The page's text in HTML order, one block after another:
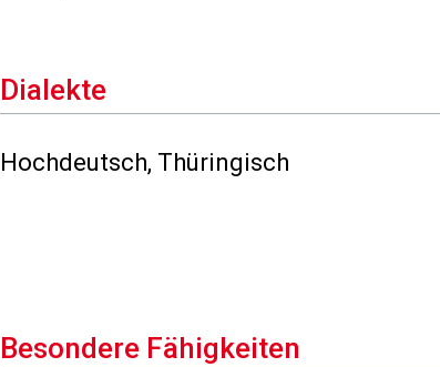
Dialekte
Hochdeutsch, Thüringisch
Besondere Fähigkeiten